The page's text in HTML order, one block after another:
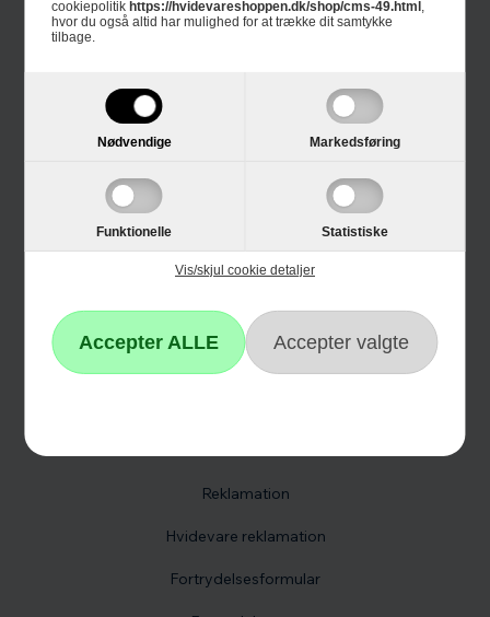
cookiepolitik https://hvidevareshoppen.dk/shop/cms-49.html ,
hvor du også altid har mulighed for at trække dit samtykke
tilbage.
Nødvendige Markedsføring
Funktionelle Statistiske
Vis/skjul cookie detaljer
Reklamation
Hvidevare reklamation
Fortrydelsesformular
Trustpilot
Single Day
Cyber Monday